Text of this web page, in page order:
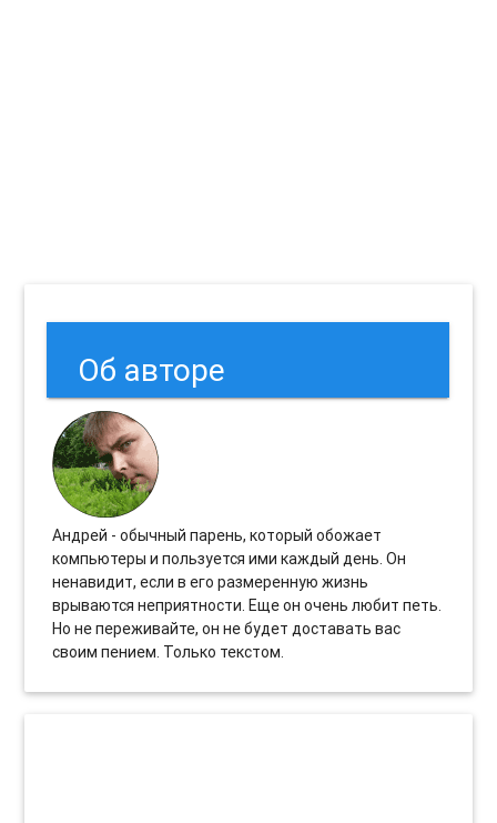
Об авторе
Андрей - обычный парень, который обожает
компьютеры и пользуется ими каждый день. Он
ненавидит, если в его размеренную жизнь
врываются неприятности. Еще он очень любит петь.
Но не переживайте, он не будет доставать вас
своим пением. Только текстом.